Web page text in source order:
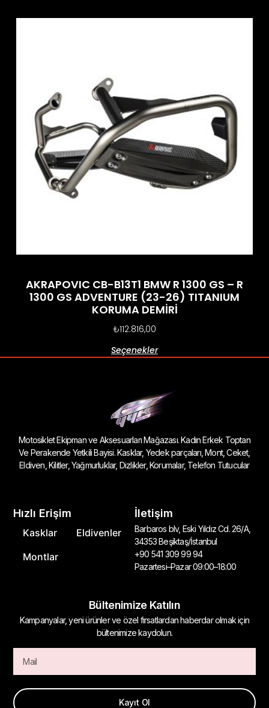
AKRAPOVIC CB-B13T1 BMW R 1300 GS – R
1300 GS ADVENTURE (23-26) TITANIUM
KORUMA DEMİRİ
₺112.816,00
Seçenekler
Motosiklet Ekipman ve Aksesuarları Mağazası. Kadın Erkek Toptan
Ve Perakende Yetkili Bayisi. Kasklar, Yedek parçaları, Mont, Ceket,
Eldiven, Kilitler, Yağmurluklar, Dizlikler, Korumalar, Telefon Tutucular
Hızlı Erişim
Kasklar
Eldivenler
Montlar
İletişim
Barbaros blv, Eski Yıldız Cd. 26/A,
34353 Beşiktaş/İstanbul
+90 541 309 99 94
Pazartesi–Pazar 09:00–18:00
Bültenimize Katılın
Kampanyalar, yeni ürünler ve özel fırsatlardan haberdar olmak için
bültenimize kaydolun.
Kayıt Ol